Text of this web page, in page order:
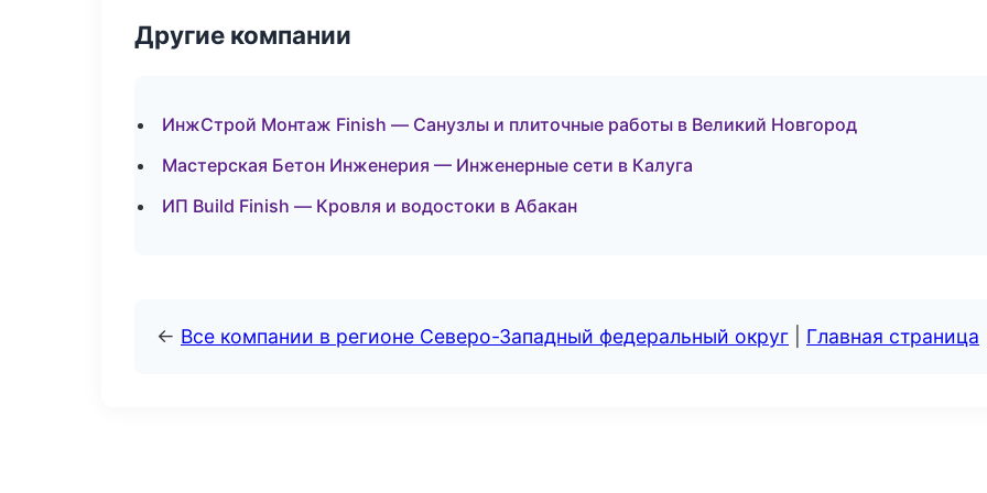
Другие компании
ИнжСтрой Монтаж Finish — Санузлы и плиточные работы в Великий Новгород
Мастерская Бетон Инженерия — Инженерные сети в Калуга
ИП Build Finish — Кровля и водостоки в Абакан
← Все компании в регионе Северо-Западный федеральный округ Главная страница